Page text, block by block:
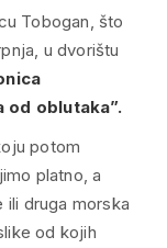
Tobogan, što
u dvorištu
od oblutaka”.
potom
platno, a
ili druga morska
od kojih